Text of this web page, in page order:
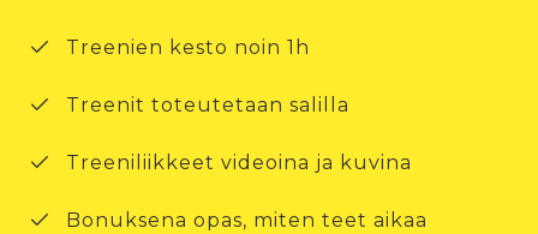
Treenien kesto noin 1h
Treenit toteutetaan salilla
Treeniliikkeet videoina ja kuvina
Bonuksena opas, miten teet aikaa